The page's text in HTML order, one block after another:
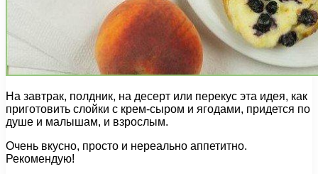
На завтрак, полдник, на десерт или перекус эта идея, как
приготовить слойки с крем-сыром и ягодами, придется по
душе и малышам, и взрослым.
Очень вкусно, просто и нереально аппетитно.
Рекомендую!